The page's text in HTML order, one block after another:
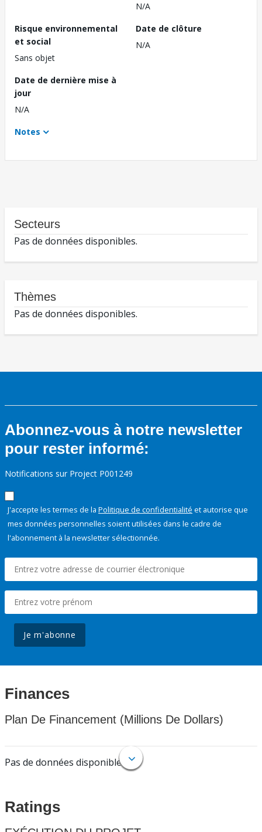
N/A
Risque environnemental
et social
Sans objet
Date de clôture
N/A
Date de dernière mise à
jour
N/A
Notes
Secteurs
Pas de données disponibles.
Thèmes
Pas de données disponibles.
Abonnez-vous à notre newsletter
pour rester informé:
Notifications sur Project P001249
J'accepte les termes de la Politique de confidentialité et autorise que
mes données personnelles soient utilisées dans le cadre de
l'abonnement à la newsletter sélectionnée.
Je m'abonne
Finances
Plan De Financement (Millions De Dollars)
Pas de données disponibles.
Ratings